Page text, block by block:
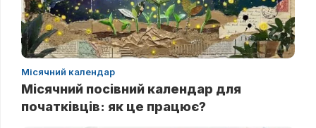
Місячний календар
Місячний посівний календар для
початківців: як це працює?